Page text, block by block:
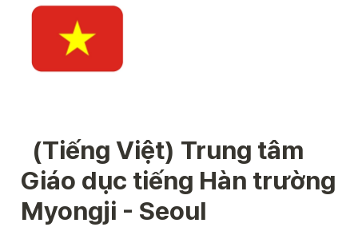
  (Tiếng Việt) T
rung tâm
Giáo dục tiếng Hàn trường
Myongji - Seoul